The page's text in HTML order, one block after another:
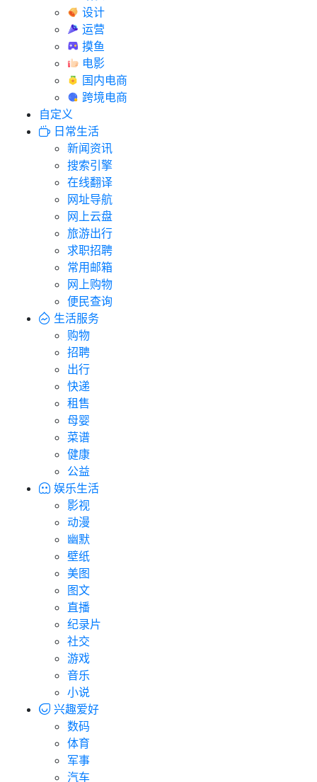
设计
运营
摸鱼
电影
国内电商
跨境电商
自定义
日常生活
新闻资讯
搜索引擎
在线翻译
网址导航
网上云盘
旅游出行
求职招聘
常用邮箱
网上购物
便民查询
生活服务
购物
招聘
出行
快递
租售
母婴
菜谱
健康
公益
娱乐生活
影视
动漫
幽默
壁纸
美图
图文
直播
纪录片
社交
游戏
音乐
小说
兴趣爱好
数码
体育
军事
汽车